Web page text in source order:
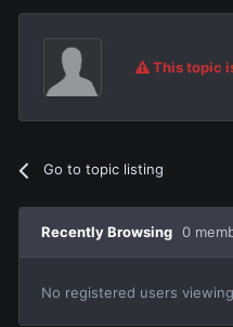
This topic
Go to topic listing
Recently Browsing 0
No registered users